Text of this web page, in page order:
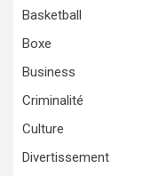
Basketball
Boxe
Business
Criminalité
Culture
Divertissement